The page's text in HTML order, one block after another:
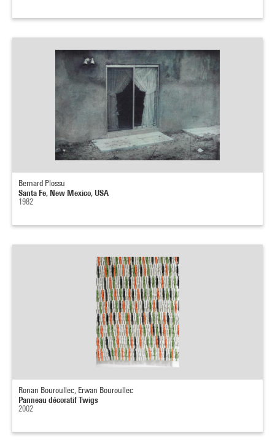
Bernard Plossu
Santa Fe, New Mexico, USA
1982
Ronan Bouroullec, Erwan Bouroullec
Panneau décoratif Twigs
2002